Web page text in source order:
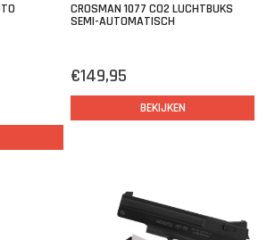
CROSMAN 1077 CO2 LUCHTBUKS
SEMI-AUTOMATISCH
€149,95
BEKIJKEN